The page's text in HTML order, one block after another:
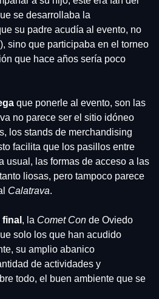
se desarrollaba la
su padre acudía al evento, no
sino que participaba en el torneo
que hace años sería poco
que ponerle al evento, son las
no parece ser el sitio idóneo
los stands de merchandising
facilita que los pasillos entre
usual, las formas de acceso a las
liosas, pero tampoco parece
Calatrava.
, la Comet Con de Oviedo
solo los que han acudido
su amplio abanico
de actividades y
todo, el buen ambiente que se